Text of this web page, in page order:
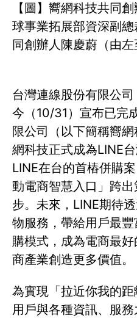
【圖】嚮網科技共同
球事業拓展部資深副
同創辦人陳慶蔚（由左
台灣連線股份有限公司
今（10/31）宣布已完
限公司（以下簡稱嚮
網科技正式成為LINE
LINE在台的首樁併購
動電商智慧入口」跨
步。未來，LINE期待
物服務，帶給用戶最
購模式，成為電商最
商產業創造更多價值。
為實現「拉近你我的
用戶與各種資訊、服